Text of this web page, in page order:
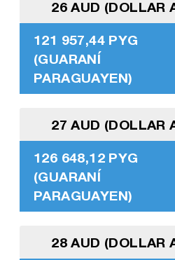
26 AUD (DOLLAR
121 957,44 PYG
(GUARANÍ
PARAGUAYEN)
27 AUD (DOLLAR
126 648,12 PYG
(GUARANÍ
PARAGUAYEN)
28 AUD (DOLLAR